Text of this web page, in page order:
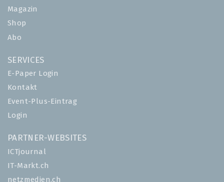
Magazin
Shop
Abo
SERVICES
E-Paper Login
Kontakt
Event-Plus-Eintrag
Login
PARTNER-WEBSITES
ICTjournal
IT-Markt.ch
netzmedien.ch